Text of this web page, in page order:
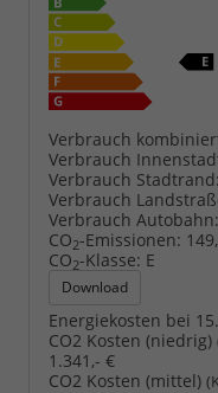
Verbrauch
Verbrauch
Verbrauch Stadtrand:
Verbrauch
Verbrauch Autobahn:
CO2-Emissionen:
CO2-Klasse: E
Download
Energiekosten bei
CO2 Kosten (niedrig)
1.341,- €
CO2 Kosten (mittel)